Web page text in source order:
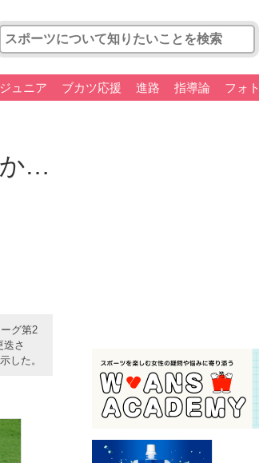
ジュニア ブカツ応援 進路 指導論 フォト
か…
グ第2
さ
した。